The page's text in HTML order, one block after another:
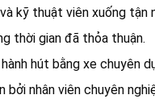
kỹ thuật viên xuống tận
thời gian đã thỏa thuận.
hành hút bằng xe chuyên
bởi nhân viên chuyên